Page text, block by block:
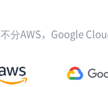
不分AWS，Google